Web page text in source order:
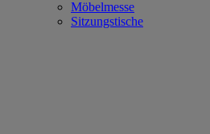
Möbelmesse
Sitzungstische